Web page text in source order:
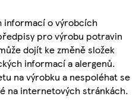
informací o výrobcích
pro výrobu potravin
dojít ke změně složek
informací a alergenů.
na výrobku a nespoléhat se
na internetových stránkách.